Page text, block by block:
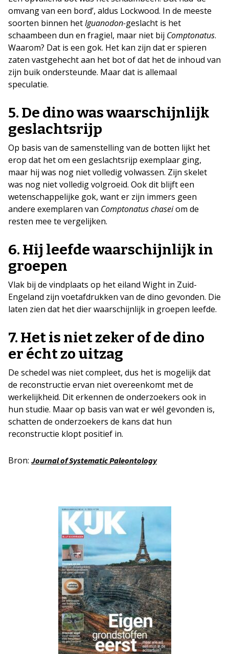
omvang van een bord’, aldus Lockwood. In de meeste
soorten binnen hetIguanodon-geslacht is het
schaambeen dun en fragiel, maar niet bij Comptonatus.
Waarom? Dat is een gok. Het kan zijn dat er spieren
zaten vastgehecht aan het bot of dat het de inhoud van
zijn buik ondersteunde. Maar dat is allemaal
speculatie.
5. De dino was waarschijnlijk
geslachtsrijp
Op basis van de samenstelling van de botten lijkt het
erop dat het om een geslachtsrijp exemplaar ging,
maar hij was nog niet volledig volwassen. Zijn skelet
was nog niet volledig volgroeid. Ook dit blijft een
wetenschappelijke gok, want er zijn immers geen
andere exemplaren van Comptonatus chaseiom de
resten mee te vergelijken.
6. Hij leefde waarschijnlijk in
groepen
Vlak bij de vindplaats op het eiland Wight in Zuid-
Engeland zijn voetafdrukken van de dino gevonden. Die
laten zien dat het dier waarschijnlijk in groepen leefde.
7. Het is niet zeker of de dino
er écht zo uitzag
De schedel was niet compleet, dus het is mogelijk dat
de reconstructie ervan niet overeenkomt met de
werkelijkheid. Dit erkennen de onderzoekers ook in
hun studie. Maar op basis van wat er wél gevonden is,
schatten de onderzoekers de kans dat hun
reconstructie klopt positief in.
Bron: Journal of Systematic Paleontology